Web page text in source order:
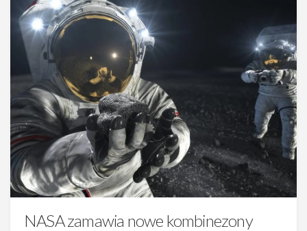
NASA zamawia nowe kombinezony